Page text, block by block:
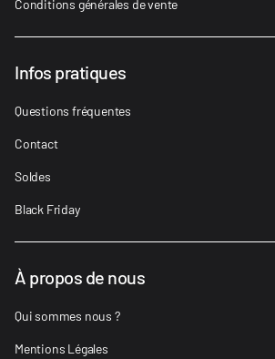
Conditions générales de vente
Infos pratiques
Questions fréquentes
Contact
Soldes
Black Friday
À propos de nous
Qui sommes nous ?
Mentions Légales